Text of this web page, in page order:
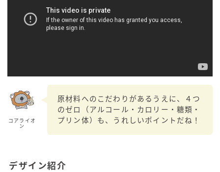
コアライオ
ン
原材料へのこだわりがあるうえに、４つ
のゼロ（アルコール・カロリー・糖類・
プリン体）も、うれしいポイントだね！
デザイン紹介